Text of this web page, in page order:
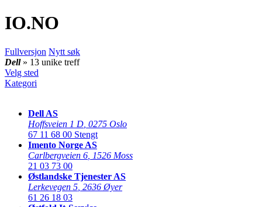
IO.NO
Fullversjon Nytt søk
Dell » 13 unike treff
Velg sted
Kategori
Dell AS
Hoffsveien 1 D 0275 Oslo
67 11 68 00 Stengt
Imento Norge AS
Carlbergveien 6 1526 Moss
21 03 73 00
Østlandske Tjenester AS
Lerkevegen 5 2636 Øyer
61 26 18 03